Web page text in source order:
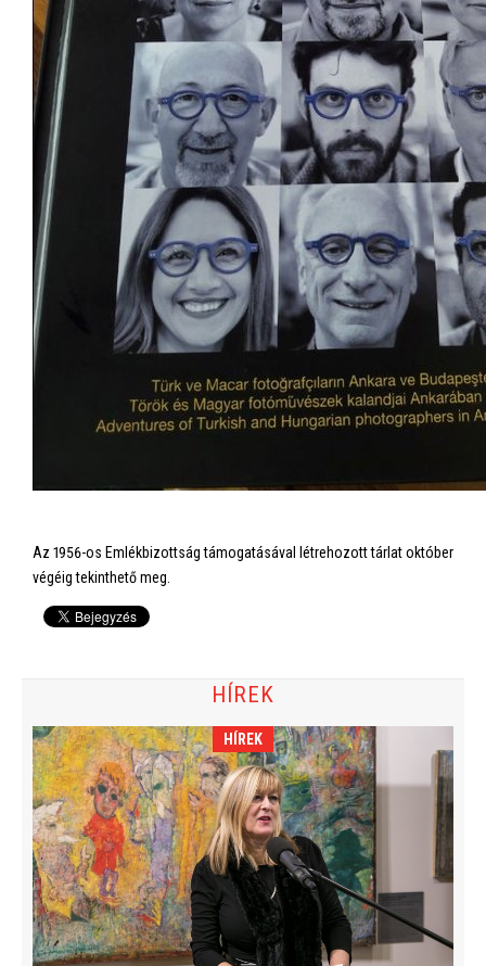
Az 1956-os Emlékbizottság támogatásával létrehozott tárlat október
végéig tekinthető meg.
HÍREK
HÍREK